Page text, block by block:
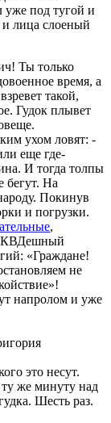
уже под тугой и
и лица слоеный
Ты только
время, а
такой,
Гудок плывет
ухом ловят: -
еще где-
И тогда толпы
бегут. На
Покинув
и погрузки.
,
«Граждане!
не
напролом и уже
это несут.
же минуту над
Шесть раз.